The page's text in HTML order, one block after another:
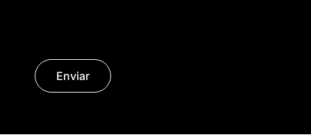
Enviar